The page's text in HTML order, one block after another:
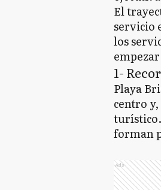
El
servicio
los
1-
Playa
centro
forman
Ads